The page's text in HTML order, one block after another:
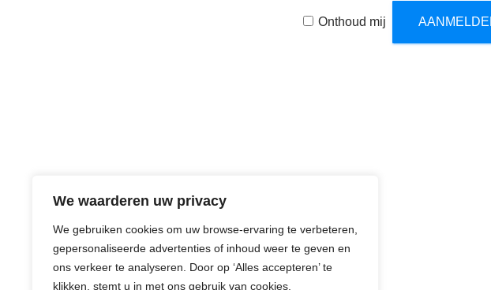
We waarderen uw privacy
We gebruiken cookies om uw browse-ervaring te verbeteren,
gepersonaliseerde advertenties of inhoud weer te geven en
ons verkeer te analyseren. Door op ‘Alles accepteren’ te
klikken, stemt u in met ons gebruik van cookies.
Onthoud mij